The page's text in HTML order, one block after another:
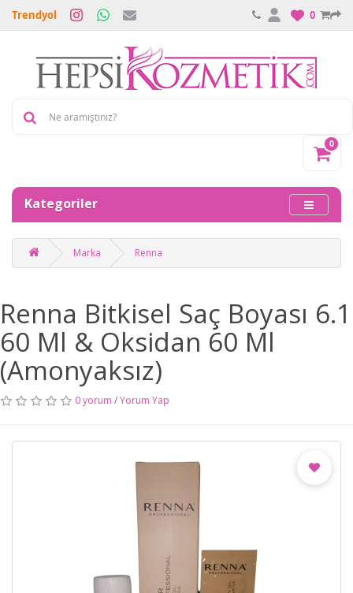
Trendyol 0
0
Kategoriler
Marka Renna
Renna Bitkisel Saç Boyası 6.1
60 Ml & Oksidan 60 Ml
(Amonyaksız)
0 yorum /Yorum Yap